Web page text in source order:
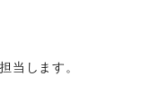
当します。